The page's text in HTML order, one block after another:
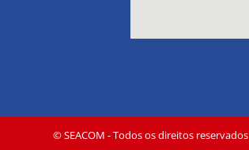
© SEACOM - Todos os direitos reservados